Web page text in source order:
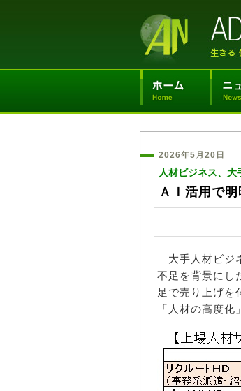
2026年5月20日
人材ビジネス、大
ＡＩ活用で
大手人材ビジ
不足を背景にし
足で売り上げを
「人材の高度